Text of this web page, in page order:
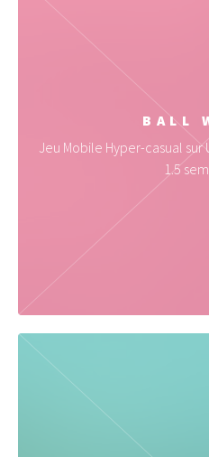
BALL
Jeu Mobile Hyper-casual sur
1.5